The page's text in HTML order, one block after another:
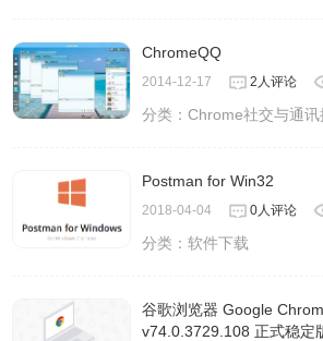
ChromeQQ
2014-12-17 2人评论
分类：Chrome社交与通讯
Postman for Win32
2018-04-04 0人评论
分类：软件下载
谷歌浏览器 Google
v74.0.3729.108 正式稳定